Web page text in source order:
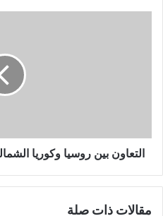
يحذر
التعاون بين روسيا وكوريا
مقالات ذات صلة